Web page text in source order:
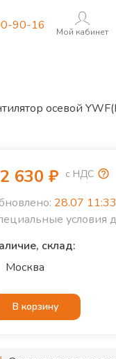
90-16 Мой кабинет
осевой
630 ₽ с НДС
28.07 11:33
условия
склад:
Москва
В корзину